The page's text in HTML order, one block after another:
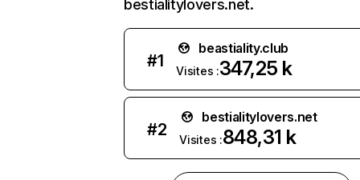
bestialitylovers.net.
#1
beastiality.club
Visites :347,25 k
#2
bestialitylovers.net
Visites :848,31 k